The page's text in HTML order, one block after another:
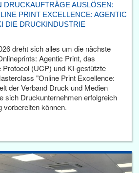
DRUCKAUFTRÄGE AUSLÖSEN:
PRINT EXCELLENCE: AGENTIC
DIE DRUCKINDUSTRIE
dreht sich alles um die nächste
Agentic Print, das
(UCP) und KI-gestützte
"Online Print Excellence:
der Verband Druck und Medien
sich Druckunternehmen erfolgreich
vorbereiten können.